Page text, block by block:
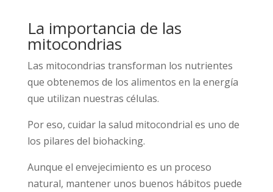
La importancia de las
mitocondrias
Las mitocondrias transforman los nutrientes
que obtenemos de los alimentos en la energía
que utilizan nuestras células.
Por eso, cuidar la salud mitocondrial es uno de
los pilares del biohacking.
Aunque el envejecimiento es un proceso
natural, mantener unos buenos hábitos puede